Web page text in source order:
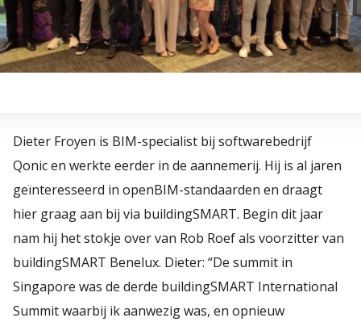
Dieter Froyen is BIM-specialist bij softwarebedrijf
Qonic en werkte eerder in de aannemerij. Hij is al jaren
geïnteresseerd in openBIM-standaarden en draagt
hier graag aan bij via buildingSMART. Begin dit jaar
nam hij het stokje over van Rob Roef als voorzitter van
buildingSMART Benelux. Dieter: “De summit in
Singapore was de derde buildingSMART International
Summit waarbij ik aanwezig was, en opnieuw